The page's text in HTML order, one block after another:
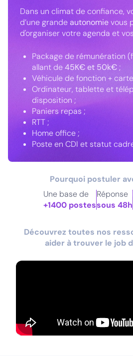
Dans un climat de confiance,
d’une grandeautonomievous
d'organiser votre agenda et
Package de rémunération
allant de45K€ et 50k€ ;
Véhicule de fonction +
Ordinateur, tablette et
disposition ;
Paniers repas ;
RTT ;
Home office ;
Poste en CDI et statut
Pourquoi postuler
Une base de
+1400 postes
Réponse
sous 48h
Découvrez toutes nos
aider à trouver le job